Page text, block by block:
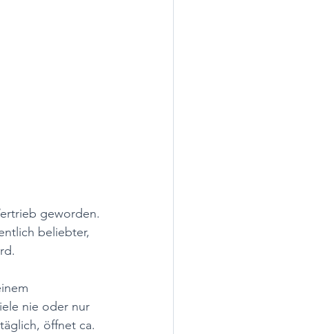
geworden.
beliebter,
nie oder nur
öffnet ca.